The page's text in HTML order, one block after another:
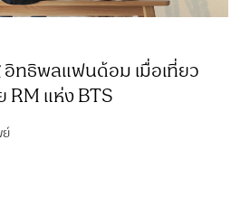
ทธิพลแฟนด้อม เมื่อเที่ยว
RM แห่ง BTS